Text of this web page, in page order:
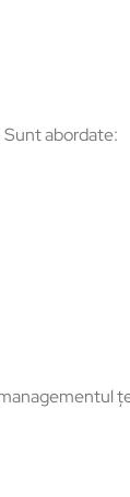
Sunt abordate: